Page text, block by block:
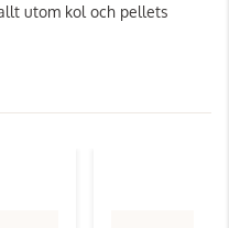
utom kol och pellets